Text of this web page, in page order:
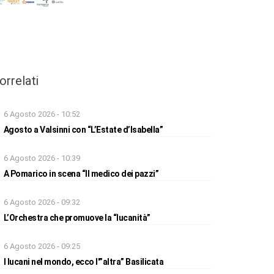
6 Agosto 2026 - 10:52
Agosto a Valsinni con “L’Estate d’Isabella”
6 Agosto 2026 - 10:39
A Pomarico in scena “Il medico dei pazzi”
6 Agosto 2026 - 09:32
L’Orchestra che promuove la “lucanità”
6 Agosto 2026 - 09:25
I lucani nel mondo, ecco l'”altra” Basilicata